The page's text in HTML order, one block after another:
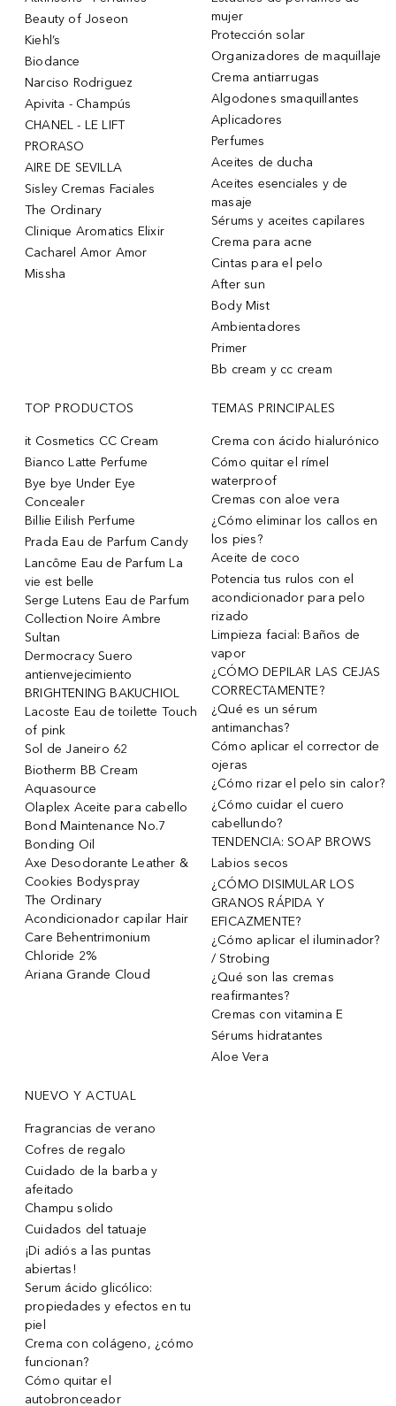
Beauty of Joseon
Kiehl’s
Biodance
Narciso Rodriguez
Apivita - Champús
CHANEL - LE LIFT
PRORASO
AIRE DE SEVILLA
Sisley Cremas Faciales
The Ordinary
Clinique Aromatics Elixir
Cacharel Amor Amor
Missha
mujer
Protección solar
Organizadores de maquillaje
Crema antiarrugas
Algodones smaquillantes
Aplicadores
Perfumes
Aceites de ducha
Aceites esenciales y de
masaje
Sérums y aceites capilares
Crema para acne
Cintas para el pelo
After sun
Body Mist
Ambientadores
Primer
Bb cream y cc cream
TOP PRODUCTOS
it Cosmetics CC Cream
Bianco Latte Perfume
Bye bye Under Eye
Concealer
Billie Eilish Perfume
Prada Eau de Parfum Candy
Lancôme Eau de Parfum La
vie est belle
Serge Lutens Eau de Parfum
Collection Noire Ambre
Sultan
Dermocracy Suero
antienvejecimiento
BRIGHTENING BAKUCHIOL
Lacoste Eau de toilette Touch
of pink
Sol de Janeiro 62
Biotherm BB Cream
Aquasource
Olaplex Aceite para cabello
Bond Maintenance No.7
Bonding Oil
Axe Desodorante Leather &
Cookies Bodyspray
The Ordinary
Acondicionador capilar Hair
Care Behentrimonium
Chloride 2%
Ariana Grande Cloud
TEMAS PRINCIPALES
Crema con ácido hialurónico
Cómo quitar el rímel
waterproof
Cremas con aloe vera
¿Cómo eliminar los callos en
los pies?
Aceite de coco
Potencia tus rulos con el
acondicionador para pelo
rizado
Limpieza facial: Baños de
vapor
¿CÓMO DEPILAR LAS CEJAS
CORRECTAMENTE?
¿Qué es un sérum
antimanchas?
Cómo aplicar el corrector de
ojeras
¿Cómo rizar el pelo sin calor?
¿Cómo cuidar el cuero
cabellundo?
TENDENCIA: SOAP BROWS
Labios secos
¿CÓMO DISIMULAR LOS
GRANOS RÁPIDA Y
EFICAZMENTE?
¿Cómo aplicar el iluminador?
/ Strobing
¿Qué son las cremas
reafirmantes?
Cremas con vitamina E
Sérums hidratantes
Aloe Vera
NUEVO Y ACTUAL
Fragrancias de verano
Cofres de regalo
Cuidado de la barba y
afeitado
Champu solido
Cuidados del tatuaje
¡Di adiós a las puntas
abiertas!
Serum ácido glicólico:
propiedades y efectos en tu
piel
Crema con colágeno, ¿cómo
funcionan?
Cómo quitar el
autobronceador